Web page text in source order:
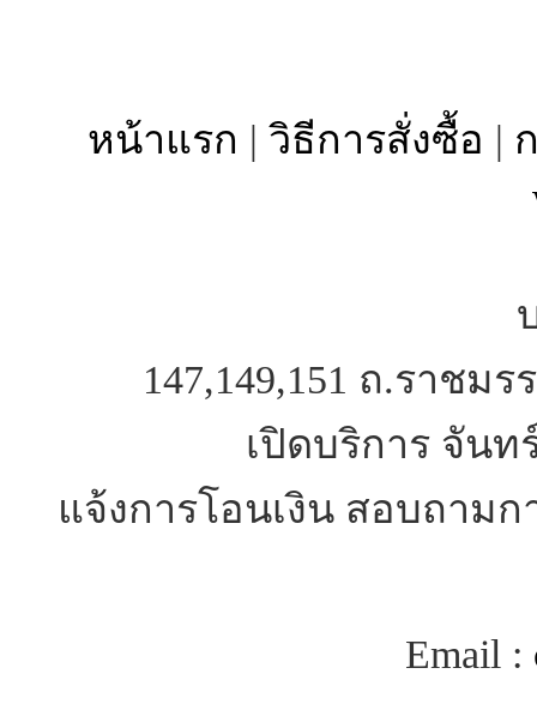
หน้าแรก | วิธีการสั่งซื้อ |
147,149,151 ถ.ราชม
เปิดบริการ จันท
แจ้งการโอนเงิน สอบถามก
Email :